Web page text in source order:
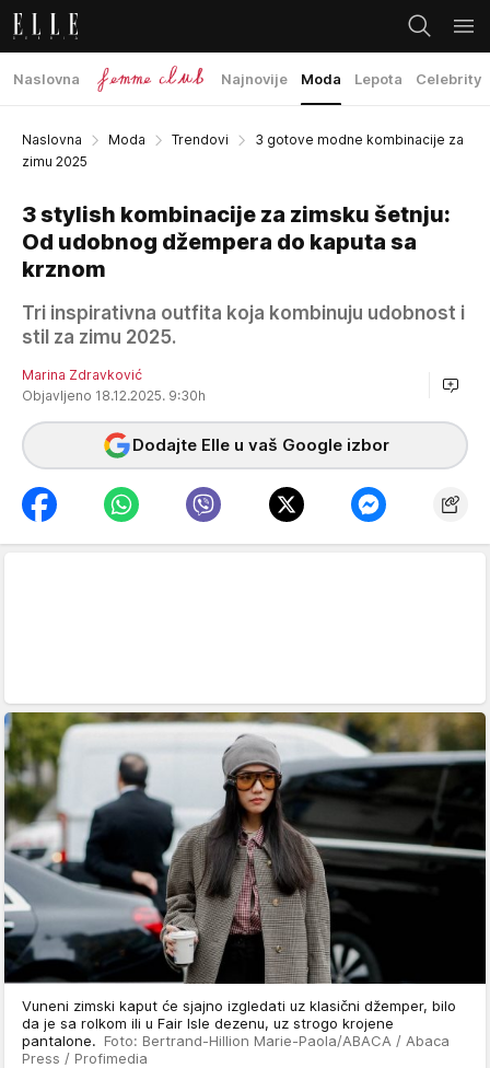
Naslovna Najnovije Moda Lepota Celebrity
Naslovna Moda Trendovi
3 gotove modne kombinacije za
zimu 2025
3 stylish kombinacije za zimsku šetnju:
Od udobnog džempera do kaputa sa
krznom
Tri inspirativna outfita koja kombinuju udobnost i
stil za zimu 2025.
Marina Zdravković
Objavljeno 18.12.2025. 9:30h
Dodajte Elle u vaš Google izbor
Vuneni zimski kaput će sjajno izgledati uz klasični džemper, bilo
da je sa rolkom ili u Fair Isle dezenu, uz strogo krojene
pantalone. Foto: Bertrand-Hillion Marie-Paola/ABACA / Abaca
Press / Profimedia